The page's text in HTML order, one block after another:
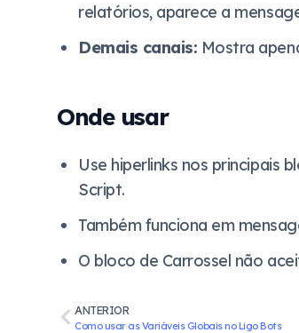
relatórios, aparece a
Demais canais: Mostra
Onde usar
Use hiperlinks nos principais
Script.
Também funciona em
O bloco de Carrossel não
ANTERIOR
Como usar as Variáveis Globais no Ligo Bots